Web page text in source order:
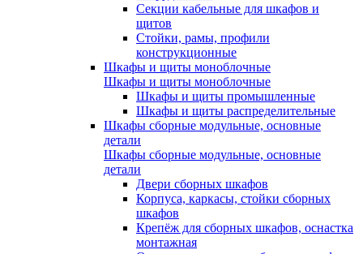
Секции кабельные для шкафов и
щитов
Стойки, рамы, профили
конструкционные
Шкафы и щиты моноблочные
Шкафы и щиты моноблочные
Шкафы и щиты промышленные
Шкафы и щиты распределительные
Шкафы сборные модульные, основные
детали
Шкафы сборные модульные, основные
детали
Двери сборных шкафов
Корпуса, каркасы, стойки сборных
шкафов
Крепёж для сборных шкафов, оснастка
монтажная